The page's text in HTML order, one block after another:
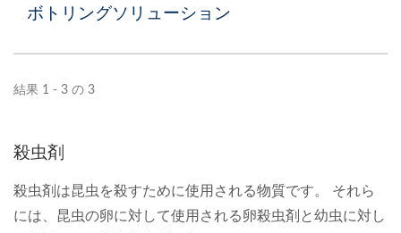
ボトリングソリューション
結果 1 - 3 の 3
殺虫剤
殺虫剤は昆虫を殺すために使用される物質です。 それら
には、昆虫の卵に対して使用される卵殺虫剤と幼虫に対し